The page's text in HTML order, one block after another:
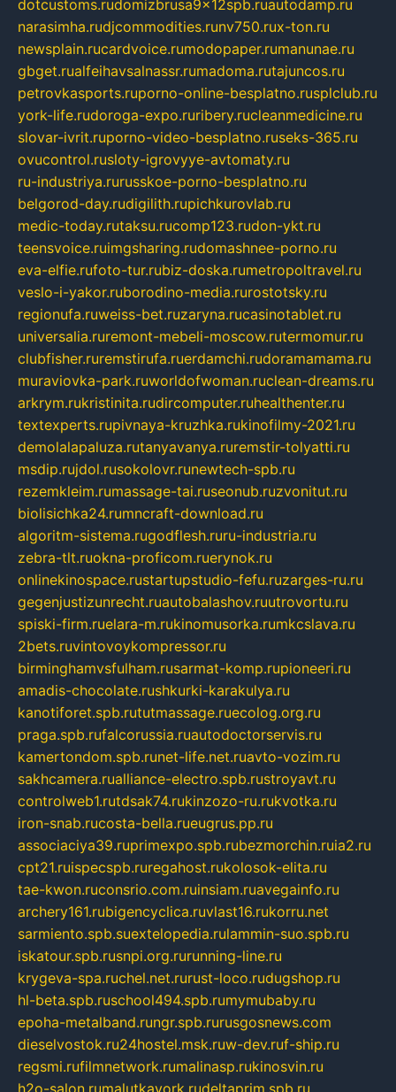
dotcustoms.rudomizbrusa9x12spb.ruautodamp.ru
narasimha.rudjcommodities.runv750.rux-ton.ru
newsplain.rucardvoice.rumodopaper.rumanunae.ru
gbget.rualfeihavsalnassr.rumadoma.rutajuncos.ru
petrovkasports.ruporno-online-besplatno.rusplclub.ru
york-life.rudoroga-expo.ruribery.rucleanmedicine.ru
slovar-ivrit.ruporno-video-besplatno.ruseks-365.ru
ovucontrol.rusloty-igrovyye-avtomaty.ru
ru-industriya.rurusskoe-porno-besplatno.ru
belgorod-day.rudigilith.rupichkurovlab.ru
medic-today.rutaksu.rucomp123.rudon-ykt.ru
teensvoice.ruimgsharing.rudomashnee-porno.ru
eva-elfie.rufoto-tur.rubiz-doska.rumetropoltravel.ru
veslo-i-yakor.ruborodino-media.rurostotsky.ru
regionufa.ruweiss-bet.ruzaryna.rucasinotablet.ru
universalia.ruremont-mebeli-moscow.rutermomur.ru
clubfisher.ruremstirufa.ruerdamchi.rudoramamama.ru
muraviovka-park.ruworldofwoman.ruclean-dreams.ru
arkrym.rukristinita.rudircomputer.ruhealthenter.ru
textexperts.rupivnaya-kruzhka.rukinofilmy-2021.ru
demolalapaluza.rutanyavanya.ruremstir-tolyatti.ru
msdip.rujdol.rusokolovr.runewtech-spb.ru
rezemkleim.rumassage-tai.ruseonub.ruzvonitut.ru
biolisichka24.rumncraft-download.ru
algoritm-sistema.rugodflesh.ruru-industria.ru
zebra-tlt.ruokna-proficom.ruerynok.ru
onlinekinospace.rustartupstudio-fefu.ruzarges-ru.ru
gegenjustizunrecht.ruautobalashov.ruutrovortu.ru
spiski-firm.ruelara-m.rukinomusorka.rumkcslava.ru
2bets.ruvintovoykompressor.ru
birminghamvsfulham.rusarmat-komp.rupioneeri.ru
amadis-chocolate.rushkurki-karakulya.ru
kanotiforet.spb.rututmassage.ruecolog.org.ru
praga.spb.rufalcorussia.ruautodoctorservis.ru
kamertondom.spb.runet-life.net.ruavto-vozim.ru
sakhcamera.rualliance-electro.spb.rustroyavt.ru
controlweb1.rutdsak74.rukinzozo-ru.rukvotka.ru
iron-snab.rucosta-bella.rueugrus.pp.ru
associaciya39.ruprimexpo.spb.rubezmorchin.ruia2.ru
cpt21.ruispecspb.ruregahost.rukolosok-elita.ru
tae-kwon.ruconsrio.com.ruinsiam.ruavegainfo.ru
archery161.rubigencyclica.ruvlast16.rukorru.net
sarmiento.spb.suextelopedia.rulammin-suo.spb.ru
iskatour.spb.rusnpi.org.rurunning-line.ru
krygeva-spa.ruchel.net.rurust-loco.rudugshop.ru
hl-beta.spb.ruschool494.spb.rumymubaby.ru
epoha-metalband.rungr.spb.rurusgosnews.com
dieselvostok.ru24hostel.msk.ruw-dev.ruf-ship.ru
regsmi.rufilmnetwork.rumalinasp.rukinosvin.ru
h2o-salon.rumalutkayork.rudeltaprim.spb.ru